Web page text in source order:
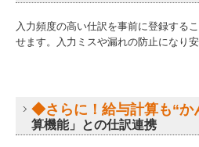
入力頻度の高い仕訳を事前に登録する
せます。入力ミスや漏れの防止になり安
◆さらに！ 給与計算も“か
算機能」との仕訳連携